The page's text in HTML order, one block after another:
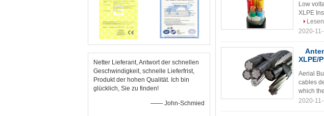
Netter Lieferant, Antwort der schnellen
Geschwindigkeit, schnelle Lieferfrist,
Produkt der hohen Qualität. Ich bin
glücklich, Sie zu finden!
—— John-Schmied
Low
XLPE
2020-
XLPE/
Aerial
cables
which
2020-